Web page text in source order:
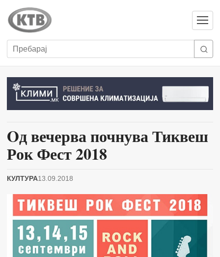
Отвори
мени
Пребарај
Oд вечерва почнува Тиквеш
Рок Фест 2018
КУЛТУРА13.09.2018